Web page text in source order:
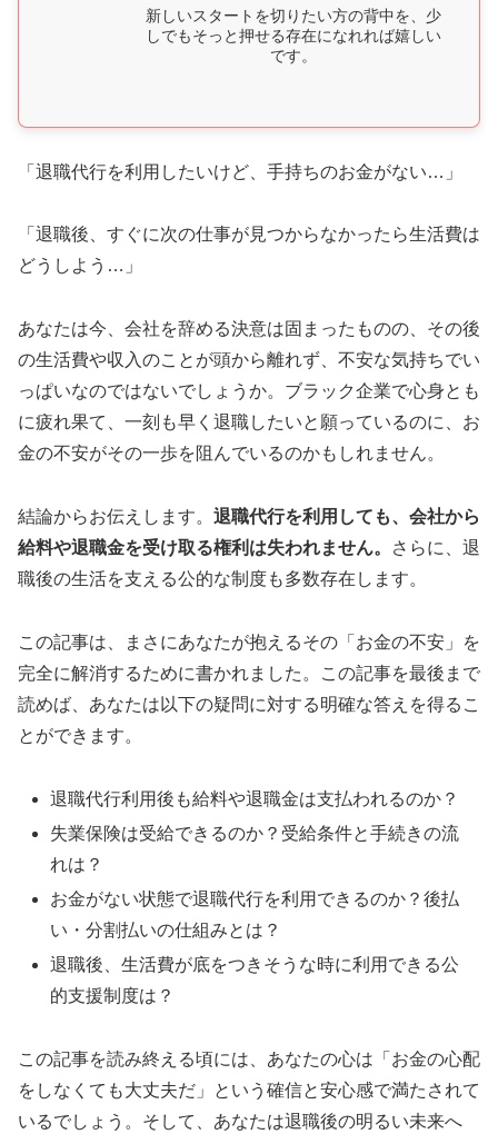
新しいスタートを切りたい方の背中を、少
しでもそっと押せる存在になれれば嬉しい
です。
「退職代行を利用したいけど、手持ちのお金がない…」
「退職後、すぐに次の仕事が見つからなかったら生活費は
どうしよう…」
あなたは今、会社を辞める決意は固まったものの、その後
の生活費や収入のことが頭から離れず、不安な気持ちでい
っぱいなのではないでしょうか。ブラック企業で心身とも
に疲れ果て、一刻も早く退職したいと願っているのに、お
金の不安がその一歩を阻んでいるのかもしれません。
結論からお伝えします。 退職代行を利用しても、会社から
給料や退職金を受け取る権利は失われません。
さらに、退
職後の生活を支える公的な制度も多数存在します。
この記事は、まさにあなたが抱えるその「お金の不安」を
完全に解消するために書かれました。この記事を最後まで
読めば、あなたは以下の疑問に対する明確な答えを得るこ
とができます。
退職代行利用後も給料や退職金は支払われるのか？
失業保険は受給できるのか？受給条件と手続きの流
れは？
お金がない状態で退職代行を利用できるのか？後払
い・分割払いの仕組みとは？
退職後、生活費が底をつきそうな時に利用できる公
的支援制度は？
この記事を読み終える頃には、あなたの心は「お金の心配
をしなくても大丈夫だ」という確信と安心感で満たされて
いるでしょう。そして、あなたは退職後の明るい未来へ